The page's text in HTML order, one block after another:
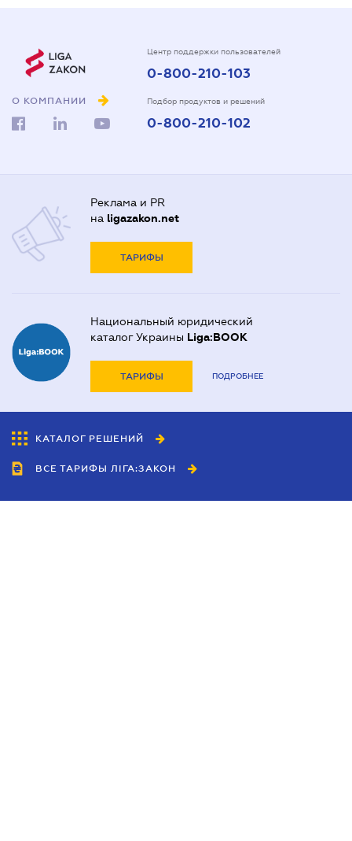
О КОМПАНИИ
Центр поддержки пользователей
0-800-210-103
Подбор продуктов и решений
0-800-210-102
Реклама и PR
на ligazakon.net
ТАРИФЫ
Национальный юридический
каталог Украины Liga:BOOK
ТАРИФЫ ПОДРОБНЕЕ
КАТАЛОГ РЕШЕНИЙ
ВСЕ ТАРИФЫ ЛІГА:ЗАКОН